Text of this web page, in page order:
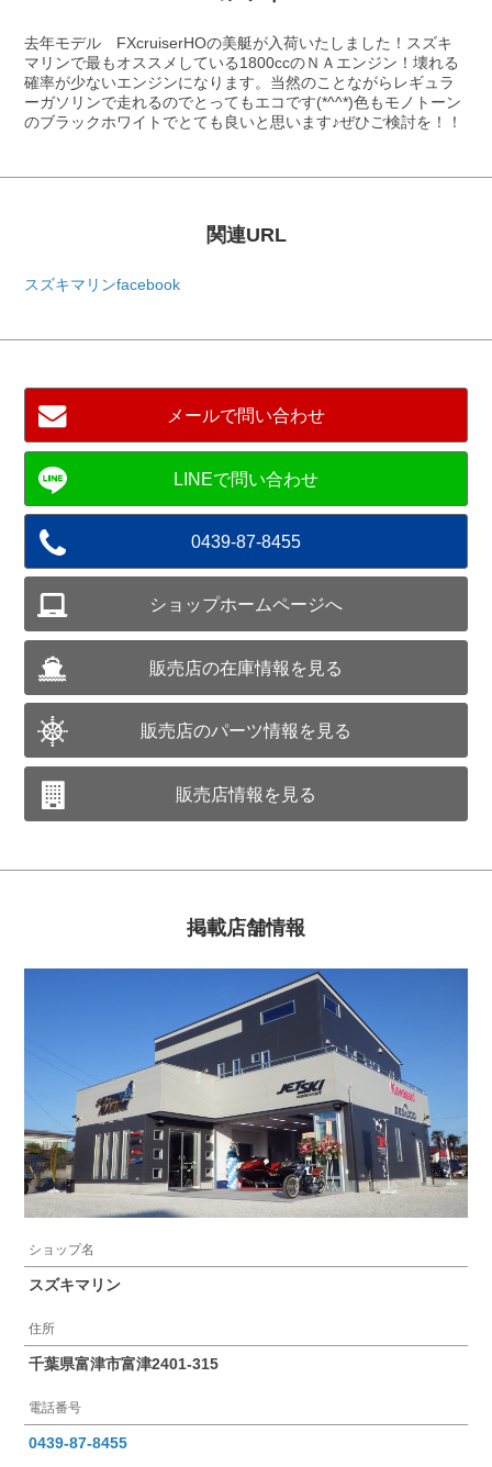
去年モデル FXcruiserHOの美艇が入荷いたしました！スズキ
マリンで最もオススメしている1800ccのＮＡエンジン！壊れる
確率が少ないエンジンになります。当然のことながらレギュラ
ーガソリンで走れるのでとってもエコです(*^^*)色もモノトーン
のブラックホワイトでとても良いと思います♪ぜひご検討を！！
関連URL
スズキマリンfacebook
メールで問い合わせ
0439-87-8455
ショップホームページへ
販売店の在庫情報を見る
販売店のパーツ情報を見る
販売店情報を見る
掲載店舗情報
ショップ名
スズキマリン
住所
千葉県富津市富津2401-315
電話番号
0439-87-8455